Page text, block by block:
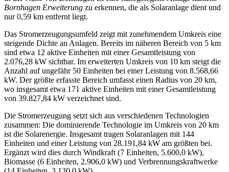
Bornhagen Erweiterung zu erkennen, die als Solaranlage dient und
nur 0,59 km entfernt liegt.
Das Stromerzeugungsumfeld zeigt mit zunehmendem Umkreis eine
steigende Dichte an Anlagen. Bereits im näheren Bereich von 5 km
sind etwa 12 aktive Einheiten mit einer Gesamtleistung von
2.076,28 kW sichtbar. Im erweiterten Umkreis von 10 km steigt die
Anzahl auf ungefähr 50 Einheiten bei einer Leistung von 8.568,66
kW. Der größte erfasste Bereich umfasst einen Radius von 20 km,
wo insgesamt etwa 171 aktive Einheiten mit einer Gesamtleistung
von 39.827,84 kW verzeichnet sind.
Die Stromerzeugung setzt sich aus verschiedenen Technologien
zusammen: Die dominierende Technologie im Umkreis von 20 km
ist die Solarenergie. Insgesamt tragen Solaranlagen mit 144
Einheiten und einer Leistung von 28.191,84 kW am größten bei.
Ergänzt wird dies durch Windkraft (7 Einheiten, 5.600,0 kW),
Biomasse (6 Einheiten, 2.906,0 kW) und Verbrennungskraftwerke